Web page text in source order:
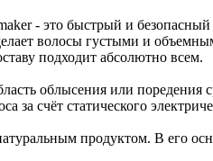
- это быстрый и
волосы густыми и
подходит абсолютно всем.
облысения или
за счёт статического
продуктом. В его